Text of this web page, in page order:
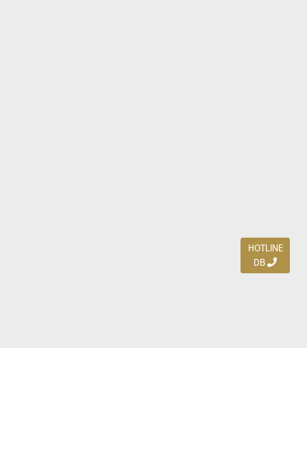
HOTLINE
DB